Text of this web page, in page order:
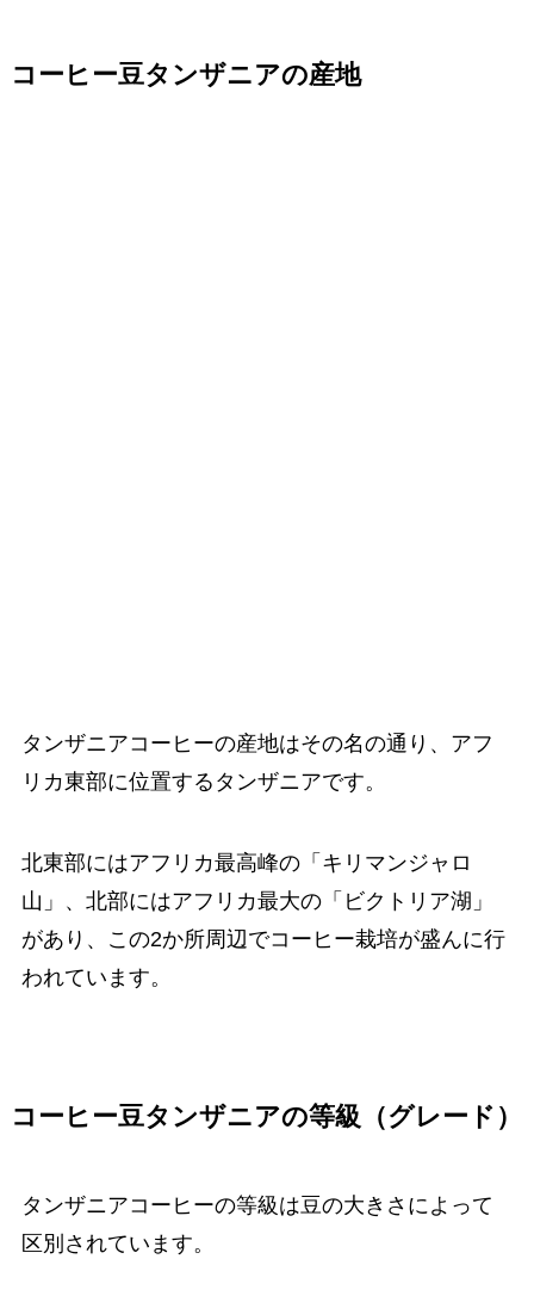
コーヒー豆タンザニアの産地
タンザニアコーヒーの産地はその名の通り、アフ
リカ東部に位置するタンザニアです。
北東部にはアフリカ最高峰の「キリマンジャロ
山」、北部にはアフリカ最大の「ビクトリア湖」
があり、この2か所周辺でコーヒー栽培が盛んに行
われています。
コーヒー豆タンザニアの等級（グレード）
タンザニアコーヒーの等級は豆の大きさによって
区別されています。